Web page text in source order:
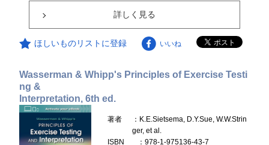
詳しく見る
ほしいものリストに登録 いいね
Wasserman & Whipp's Principles of Exercise Testi
ng &
Interpretation, 6th ed.
著者
：K.E.Sietsema, D.Y.Sue, W.W.Strin
ger, et al.
ISBN
：978-1-975136-43-7